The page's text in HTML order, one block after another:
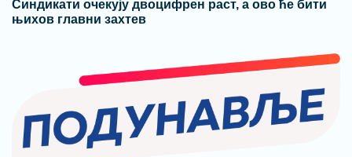
Синдикати очекују двоцифрен раст, а ово ће бити
њихов главни захтев